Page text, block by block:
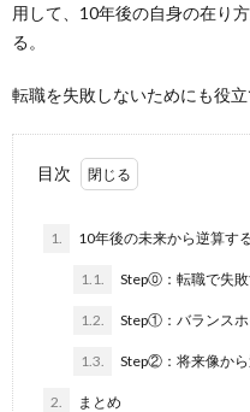
用して、10年後の自身の在り
る。
転職を失敗しないためにも役立
目次
1. 10年後の未来から逆算す
1.1. Step⓪：転職で失
1.2. Step①：バランスホ
1.3. Step②：将来像か
2. まとめ